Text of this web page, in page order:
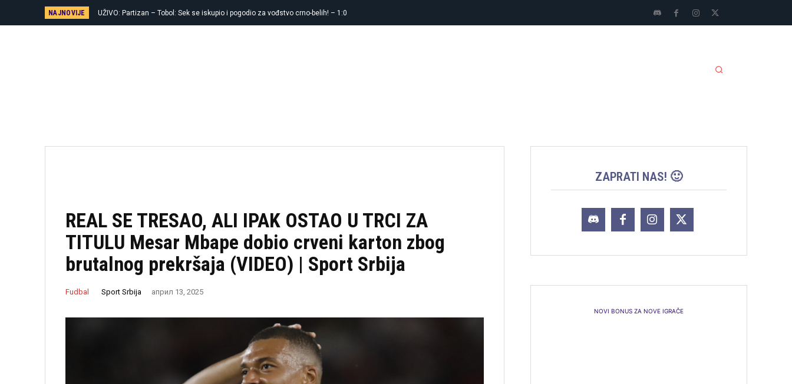
NAJNOVIJE UŽIVO: Partizan – Tobol: Sek se iskupio i pogodio za vođstvo crno-belih! – 1:0
REAL SE TRESAO, ALI IPAK OSTAO U TRCI ZA
TITULU Mesar Mbape dobio crveni karton zbog
brutalnog prekršaja (VIDEO) | Sport Srbija
Fudbal Sport Srbija април 13, 2025
ZAPRATI NAS! 🙂
NOVI BONUS ZA NOVE IGRAČE